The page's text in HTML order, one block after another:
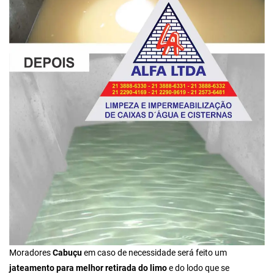
MoradoresCabuçuem caso de necessidade será feito um
jateamento para melhor retirada do limoe do lodo que se